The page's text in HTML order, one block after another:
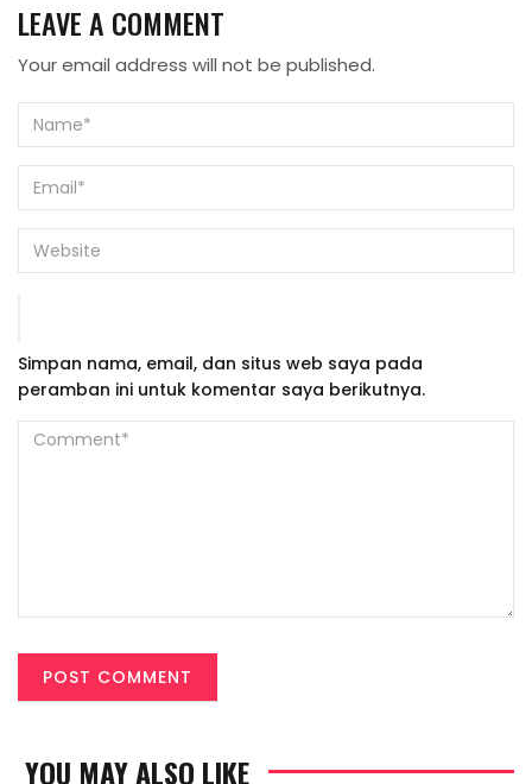
LEAVE A COMMENT
Your email address will not be published.
Simpan nama, email, dan situs web saya pada
peramban ini untuk komentar saya berikutnya.
YOU MAY ALSO LIKE